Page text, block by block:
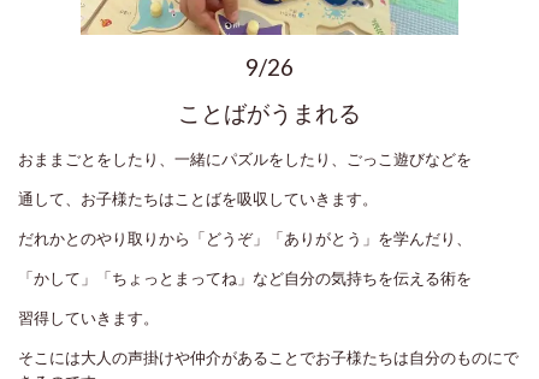
9/26
ことばがうまれる
おままごとをしたり、一緒にパズルをしたり、ごっこ遊びなどを
通して、お子様たちはことばを吸収していきます。
だれかとのやり取りから「どうぞ」「ありがとう」を学んだり、
「かして」「ちょっとまってね」など自分の気持ちを伝える術を
習得していきます。
そこには大人の声掛けや仲介があることでお子様たちは自分のものにで